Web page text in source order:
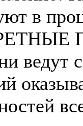
в
ведут